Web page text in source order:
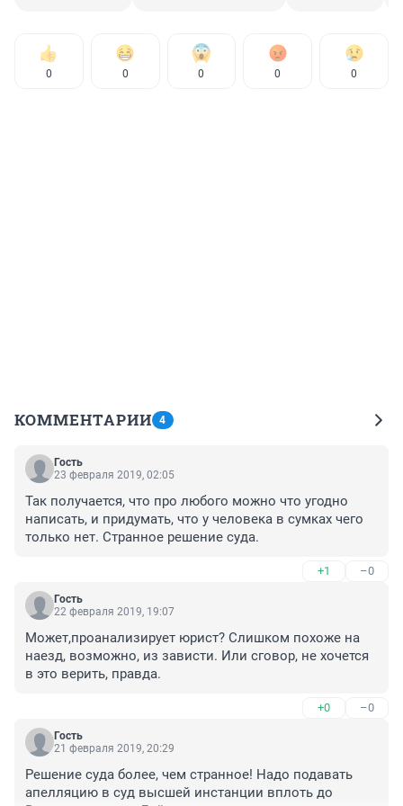
0 0 0 0 0
КОММЕНТАРИИ 4
Гость
23 февраля 2019, 02:05
Так получается, что про любого можно что угодно
написать, и придумать, что у человека в сумках чего
только нет. Странное решение суда.
+1 –0
Гость
22 февраля 2019, 19:07
Может,проанализирует юрист? Слишком похоже на
наезд, возможно, из зависти. Или сговор, не хочется
в это верить, правда.
+0 –0
Гость
21 февраля 2019, 20:29
Решение суда более, чем странное! Надо подавать
апелляцию в суд высшей инстанции вплоть до